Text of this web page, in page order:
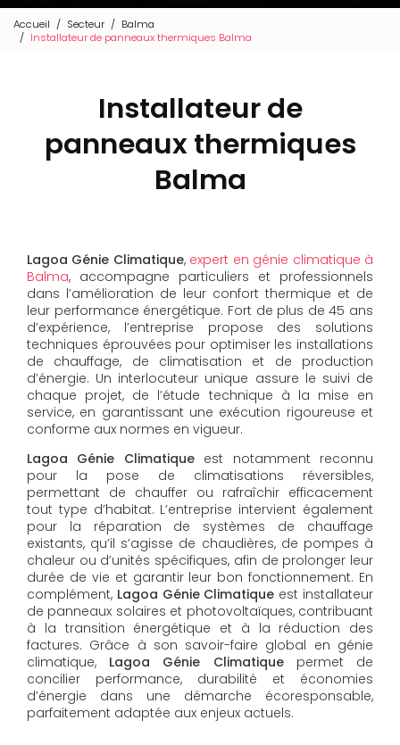
Accueil Secteur
Balma
Installateur de panneaux thermiques Balma
Installateur de
panneaux thermiques
Balma
Lagoa Génie Climatique, expert en génie climatique à
Balma, accompagne particuliers et professionnels
dans l’amélioration de leur confort thermique et de
leur performance énergétique. Fort de plus de 45 ans
d’expérience, l’entreprise propose des solutions
techniques éprouvées pour optimiser les installations
de chauffage, de climatisation et de production
d’énergie. Un interlocuteur unique assure le suivi de
chaque projet, de l’étude technique à la mise en
service, en garantissant une exécution rigoureuse et
conforme aux normes en vigueur.
Lagoa Génie Climatiqueest notamment reconnu
pour la pose de climatisations réversibles,
permettant de chauffer ou rafraîchir efficacement
tout type d’habitat. L’entreprise intervient également
pour la réparation de systèmes de chauffage
existants, qu’il s’agisse de chaudières, de pompes à
chaleur ou d’unités spécifiques, afin de prolonger leur
durée de vie et garantir leur bon fonctionnement. En
complément, Lagoa Génie Climatique est installateur
de panneaux solaires et photovoltaïques, contribuant
à la transition énergétique et à la réduction des
factures. Grâce à son savoir-faire global en génie
climatique, Lagoa Génie Climatiquepermet de
concilier performance, durabilité et économies
d’énergie dans une démarche écoresponsable,
parfaitement adaptée aux enjeux actuels.